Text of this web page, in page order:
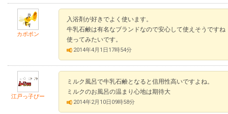
カポポン
入浴剤が好きでよく使います。
牛乳石鹸は有名なブランドなので安心して使えそうですね
使ってみたいです。
2014年4月1日17時54分
江戸っ子ぴー
ミルク風呂で牛乳石鹸となると信用性高いですよね。
ミルクのお風呂の温まり心地は期待大
2014年2月10日09時58分